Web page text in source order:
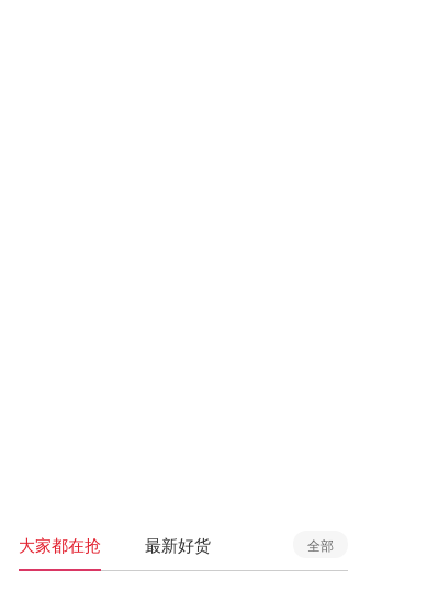
大家都在抢 最新好货 全部